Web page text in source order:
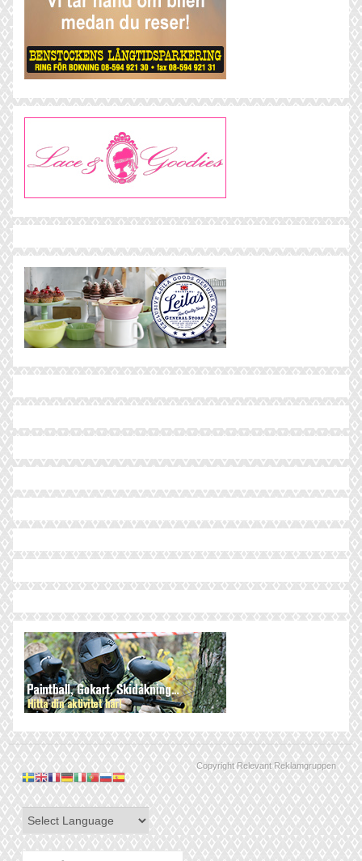
Copyright Relevant Reklamgruppen